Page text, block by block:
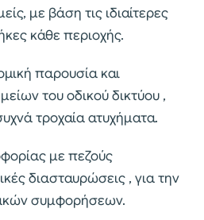
με βάση τις ιδιαίτερες
κάθε περιοχής.
παρουσία και
του οδικού δικτύου ,
τροχαία ατυχήματα.
με πεζούς
διασταυρώσεις , για την
συμφορήσεων.